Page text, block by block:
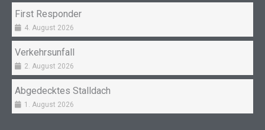
First Responder
4. August 2026
Verkehrsunfall
2. August 2026
Abgedecktes Stalldach
1. August 2026